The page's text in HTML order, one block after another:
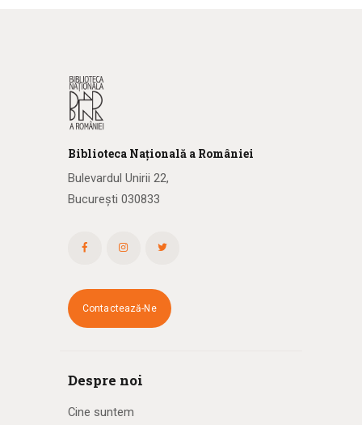
Biblioteca Națională a României
Bulevardul Unirii 22,
București 030833
Contactează-Ne
Despre noi
Cine suntem